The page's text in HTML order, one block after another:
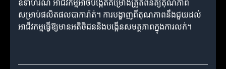
ឧទាហរណ៍ អាជីវកម្មអាចបង្កើតគម្រោងត្រួតពិនិត្យគុណភាព
សម្រាប់ផលិតផលបាការ៉ាត់។ ការបង្ហាញពីគុណភាពនឹងជួយដល់
អាជីវកម្មធ្វើឱ្យមានអតិថិជននិងបង្កើនសមត្ថភាពក្នុងការលក់។